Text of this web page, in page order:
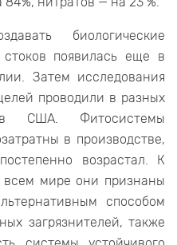
биологические
появилась еще в
Затем исследования
проводили в разных
США. Фитосистемы
в производстве,
возрастал. К
мире они признаны
способом
загрязнителей, также